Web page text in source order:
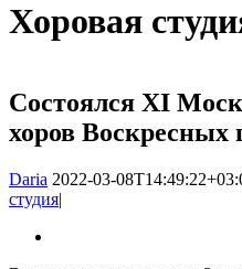
Хоровая
Состоялся XI
хоров Воскресных
Daria 2022-03-
студия|